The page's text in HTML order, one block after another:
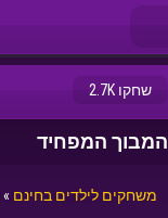
שחקו 2.7K
המבוך המפחיד
משחקים לילדים בחינם »